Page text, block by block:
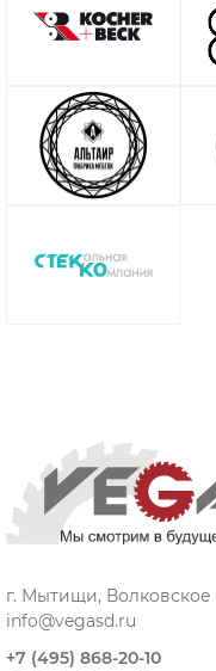
г. Мытищи, Волковское
info@vegasd.ru
+7 (495) 868-20-10